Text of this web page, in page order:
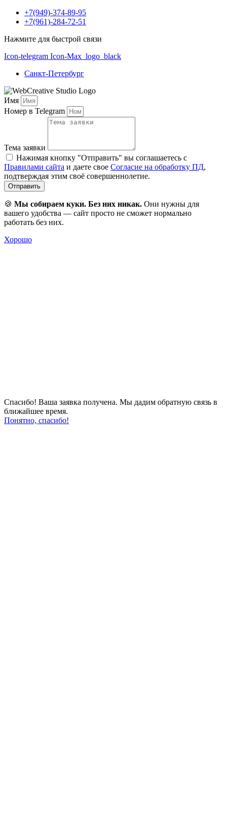
+7(949)-374-89-95
+7(961)-284-72-51
Нажмите для быстрой связи
Icon-telegram Icon-Max_logo_black
Санкт-Петербург
Имя
Номер в Telegram
Тема заявки
Нажимая кнопку "Отправить" вы соглашаетесь с
Правилами сайта и даете свое Согласие на обработку ПД,
подтверждая этим своё совершеннолетие.
Отправить
🍪 Мы собираем куки. Без них никак. Они нужны для
вашего удобства — сайт просто не сможет нормально
работать без них.
Хорошо
Спасибо! Ваша заявка получена. Мы дадим обратную связь в
ближайшее время.
Понятно, спасибо!